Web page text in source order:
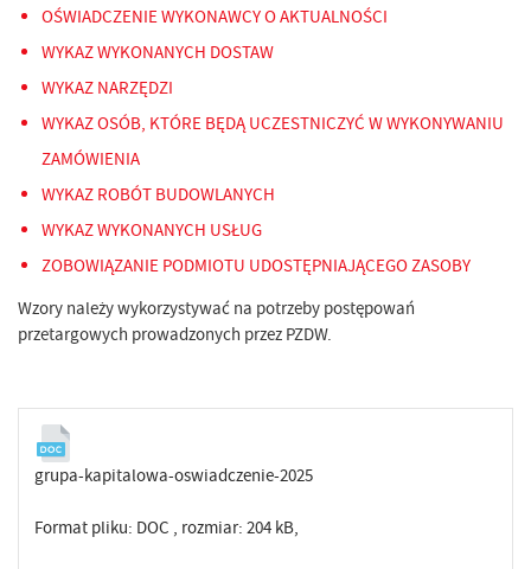
OŚWIADCZENIE WYKONAWCY O AKTUALNOŚCI
WYKAZ WYKONANYCH DOSTAW
WYKAZ NARZĘDZI
WYKAZ OSÓB, KTÓRE BĘDĄ UCZESTNICZYĆ W WYKONYWANIU
ZAMÓWIENIA
WYKAZ ROBÓT BUDOWLANYCH
WYKAZ WYKONANYCH USŁUG
ZOBOWIĄZANIE PODMIOTU UDOSTĘPNIAJĄCEGO ZASOBY
Wzory należy wykorzystywać na potrzeby postępowań
przetargowych prowadzonych przez PZDW.
grupa-kapitalowa-oswiadczenie-2025
Format pliku: DOC , rozmiar: 204 kB,